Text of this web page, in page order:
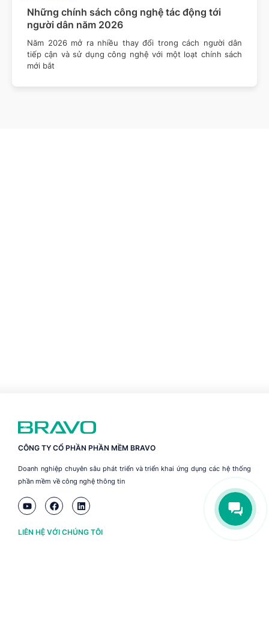
Những chính sách công nghệ tác động tới
người dân năm 2026
Năm 2026 mở ra nhiều thay đổi trong cách người dân
tiếp cận và sử dụng công nghệ với một loạt chính sách
mới bắt
CÔNG TY CỔ PHẦN PHẦN MỀM BRAVO
Doanh nghiệp chuyên sâu phát triển và triển khai ứng dụng các hệ thống
phần mềm về công nghệ thông tin
LIÊN HỆ VỚI CHÚNG TÔI